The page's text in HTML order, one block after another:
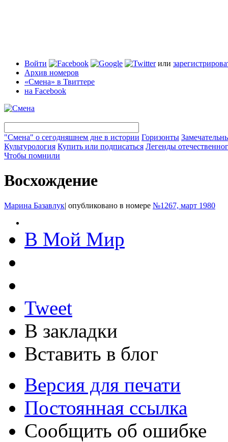
Войти или
Архив номеров
«Смена» в Твиттере
на Facebook
"Смена" о сегодняшнем дне в истории Горизонты
Культурология Купить или подписаться Легенды
Чтобы помнили
Восхождение
Марина Базавлук| опубликовано в номере №1267, март 1980
В Мой Мир
Tweet
В закладки
Вставить в блог
Версия для печати
Постоянная ссылка
Сообщить об ошибке